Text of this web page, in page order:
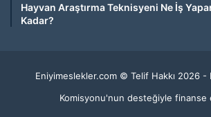
Hayvan Araştırma Teknisyeni Ne İş
Kadar?
Eniyimeslekler.com © Telif Hakkı 2026 -
Komisyonu'nun desteğiyle finanse